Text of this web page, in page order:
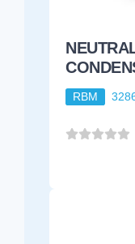
RBM